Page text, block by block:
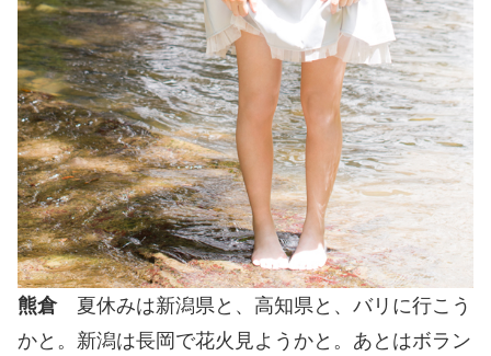
熊倉 夏休みは新潟県と、高知県と、バリに行こう
かと。新潟は長岡で花火見ようかと。あとはボラン